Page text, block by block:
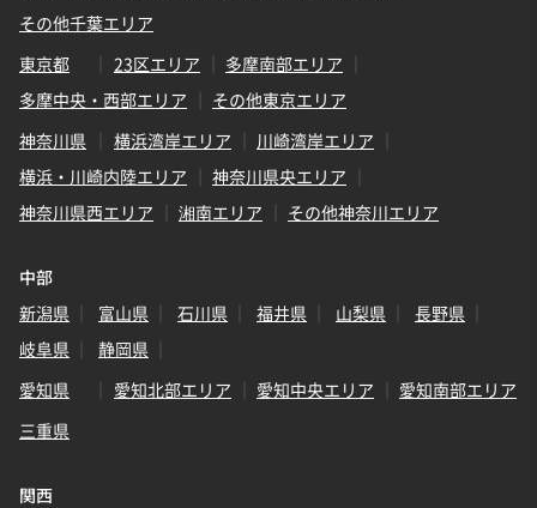
その他千葉エリア
東京都
23区エリア
多摩南部エリア
多摩中央・西部エリア
その他東京エリア
神奈川県
横浜湾岸エリア
川崎湾岸エリア
横浜・川崎内陸エリア
神奈川県央エリア
神奈川県西エリア
湘南エリア その他神奈川エリア
中部
新潟県
富山県 石川県 福井県 山梨県
長野県
岐阜県
静岡県
愛知県
愛知北部エリア 愛知中央エリア
愛知南部エリア
三重県
関西